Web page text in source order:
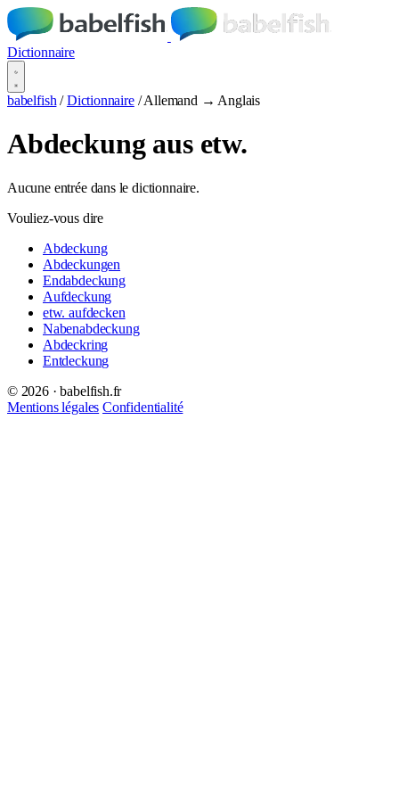
Dictionnaire
babelfish / Dictionnaire / Allemand → Anglais
Abdeckung aus etw.
Aucune entrée dans le dictionnaire.
Vouliez-vous dire
Abdeckung
Abdeckungen
Endabdeckung
Aufdeckung
etw. aufdecken
Nabenabdeckung
Abdeckring
Entdeckung
© 2026 · babelfish.fr
Mentions légales Confidentialité